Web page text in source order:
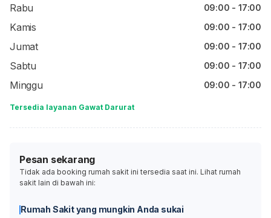
Rabu 09:00 - 17:00
Kamis 09:00 - 17:00
Jumat 09:00 - 17:00
Sabtu 09:00 - 17:00
Minggu 09:00 - 17:00
Tersedia layanan Gawat Darurat
Pesan sekarang
Tidak ada booking rumah sakit ini tersedia saat ini. Lihat rumah
sakit lain di bawah ini:
Rumah Sakit yang mungkin Anda sukai